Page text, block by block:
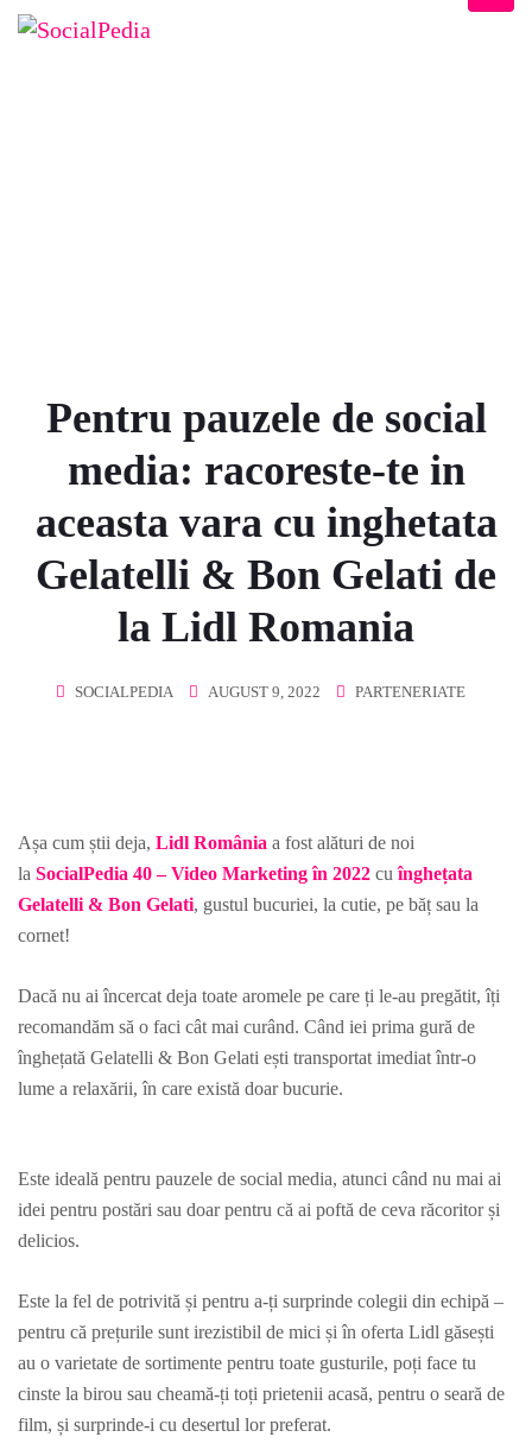
Pentru pauzele de social
media: racoreste-te in
aceasta vara cu inghetata
Gelatelli & Bon Gelati de
la Lidl Romania
SOCIALPEDIA AUGUST 9, 2022 PARTENERIATE
Așa cum știi deja, Lidl România a fost alături de noi
la SocialPedia 40 – Video Marketing în 2022 cuînghețata
Gelatelli & Bon Gelati, gustul bucuriei, la cutie, pe băț sau la
cornet!
Dacă nu ai încercat deja toate aromele pe care ți le-au pregătit, îți
recomandăm să o faci cât mai curând. Când iei prima gură de
înghețată Gelatelli & Bon Gelati ești transportat imediat într-o
lume a relaxării, în care există doar bucurie.
Este ideală pentru pauzele de social media, atunci când nu mai ai
idei pentru postări sau doar pentru că ai poftă de ceva răcoritor și
delicios.
Este la fel de potrivită și pentru a-ți surprinde colegii din echipă –
pentru că prețurile sunt irezistibil de mici și în oferta Lidl găsești
au o varietate de sortimente pentru toate gusturile, poți face tu
cinste la birou sau cheamă-ți toți prietenii acasă, pentru o seară de
film, și surprinde-i cu desertul lor preferat.